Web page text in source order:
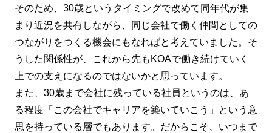
そのため、30歳というタイミングで改めて同年代が集
まり近況を共有しながら、同じ会社で働く仲間としての
つながりをつくる機会にもなればと考えていました。そ
うした関係性が、これから先もKOAで働き続けていく
上での支えになるのではないかと思っています。
また、30歳まで会社に残っている社員というのは、あ
る程度「この会社でキャリアを築いていこう」という意
思を持っている層でもあります。だからこそ、いつまで